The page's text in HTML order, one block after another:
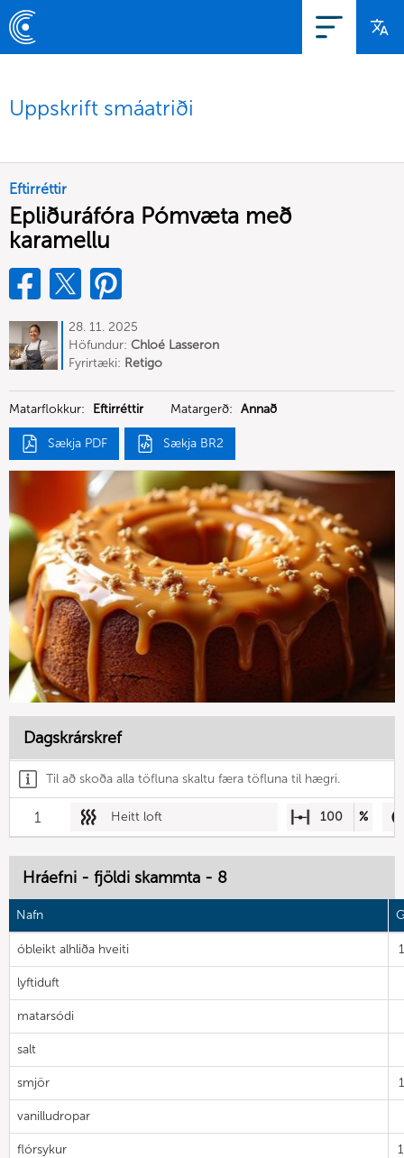
Uppskrift smáatriði
Eftirréttir
Epliðuráfóra Pómvæta með
karamellu
28. 11. 2025
Höfundur: Chloé Lasseron
Fyrirtæki: Retigo
Matarflokkur: Eftirréttir Matargerð: Annað
Sækja PDF Sækja BR2
Dagskrárskref
Til að skoða alla töfluna skaltu færa töfluna til hægri.
1 Heitt loft 100 %
Hráefni - fjöldi skammta - 8
Nafn
óbleikt alhliða hveiti
lyftiduft
matarsódi
salt
smjör
vanilludropar
flórsykur